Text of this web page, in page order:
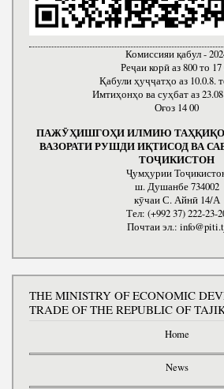
Комиссияи қабул -
Реҷаи корӣ аз 800 то 17
Қабули ҳуҷҷатҳо аз 10.0.8.
Имтиҳонҳо ва суҳбат аз 23.08
Оғоз 14 00
ПАЖӮҲИШГОҲИ ИЛМИЮ
ВАЗОРАТИ РУШДИ ИҚТИСОД ВА
ТОҶИКИСТОН
Ҷумҳурии
ш. Душанбе 734002
кӯчаи С. Айнӣ 14/А
Тел: (+992 37) 222-23-
Почтаи эл.:
THE MINISTRY OF ECONOMIC
TRADE OF THE REPUBLIC OF
Home
News